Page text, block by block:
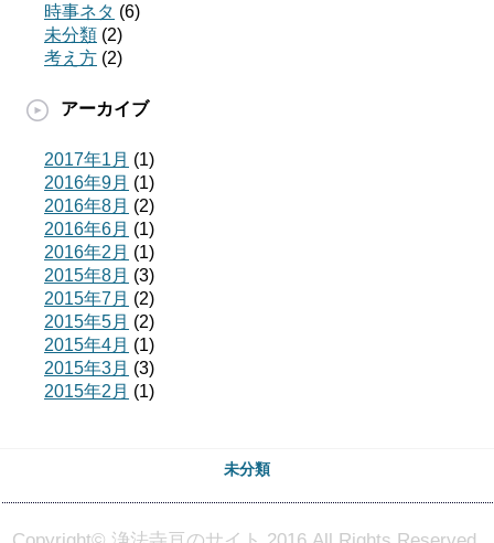
時事ネタ (6)
未分類 (2)
考え方 (2)
アーカイブ
2017年1月 (1)
2016年9月 (1)
2016年8月 (2)
2016年6月 (1)
2016年2月 (1)
2015年8月 (3)
2015年7月 (2)
2015年5月 (2)
2015年4月 (1)
2015年3月 (3)
2015年2月 (1)
未分類